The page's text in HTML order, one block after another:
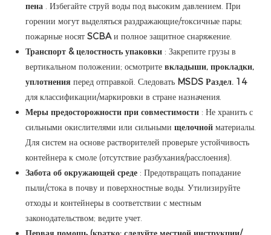
пена . Избегайте струй воды под высоким давлением. При
горении могут выделяться раздражающие/токсичные пары;
пожарные носят SCBAи полное защитное снаряжение.
Транспорт & целостность упаковки : Закрепите грузы в
вертикальном положении; осмотрите вкладыши, прокладки,
уплотнения перед отправкой. Следовать MSDS Раздел. 14
для классификации/маркировки в стране назначения.
Меры предосторожности при совместимости : Не хранить с
сильными окислителями или сильными щелочной материалы.
Для систем на основе растворителей проверьте устойчивость
контейнера к смоле (отсутствие разбухания/расслоения).
Забота об окружающей среде : Предотвращать попадание
пыли/стока в почву и поверхностные воды. Утилизируйте
отходы и контейнеры в соответствии с местным
законодательством; ведите учет.